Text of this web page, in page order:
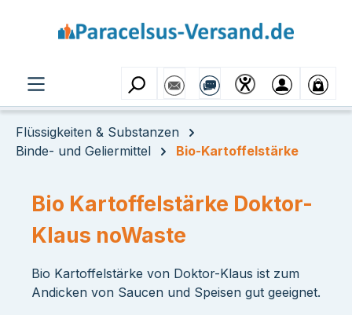
Flüssigkeiten & Substanzen
Binde- und Geliermittel
Bio-Kartoffelstärke
Bio Kartoffelstärke Doktor-
Klaus noWaste
Bio Kartoffelstärke von Doktor-Klaus ist zum
Andicken von Saucen und Speisen gut geeignet.